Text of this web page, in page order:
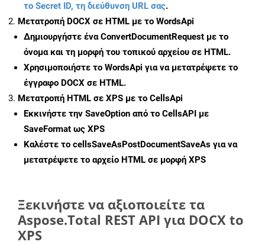
το Secret ID, τη διεύθυνση URL σας.
Μετατροπή DOCX σε HTML με το WordsApi
Δημιουργήστε έναConvertDocumentRequest με το
όνομα και τη μορφή του τοπικού αρχείου σε HTML.
Χρησιμοποιήστε το WordsApi για να μετατρέψετε το
έγγραφο DOCX σε HTML.
Μετατροπή HTML σε XPS με το CellsApi
Εκκινήστε την SaveOption από το CellsAPI με
SaveFormat ως XPS
Καλέστε το cellsSaveAsPostDocumentSaveAs για να
μετατρέψετε το αρχείο HTML σε μορφή XPS
Ξεκινήστε να αξιοποιείτε τα
Aspose.Total REST API για DOCX to
XPS